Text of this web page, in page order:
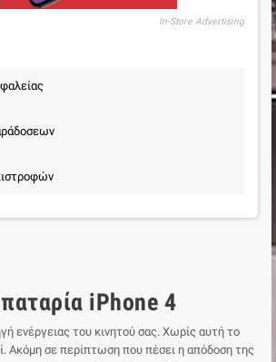
In-Store Advertising
iPhone 4
ενέργειας του κινητού σας. Χωρίς αυτή το
Ακόμη σε περίπτωση που πέσει η απόδοση της